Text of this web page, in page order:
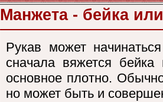
Манжета - бейка
Рукав может
сначала вяжется
основное плотно.
но может быть и